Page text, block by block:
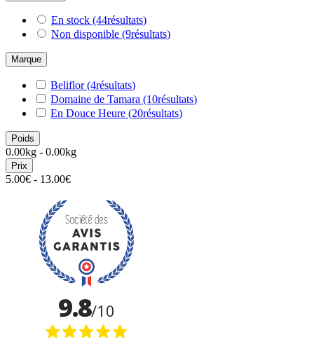
En stock (44résultats)
Non disponible (9résultats)
Marque
Beliflor(4résultats)
Domaine de Tamara (10résultats)
En Douce Heure (20résultats)
Poids
0.00kg - 0.00kg
Prix
5.00€ - 13.00€